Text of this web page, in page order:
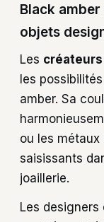
Black
objets
Les
les
amber. Sa
ou les
saisissants
joaillerie.
Les designers